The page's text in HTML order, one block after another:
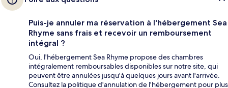
Puis-je annuler ma réservation à l'hébergement Sea
Rhyme sans frais et recevoir un remboursement
intégral ?
Oui, l'hébergement Sea Rhyme propose des chambres
intégralement remboursables disponibles sur notre site, qui
peuvent être annulées jusqu'à quelques jours avant l'arrivée.
Consultez la politique d'annulation de l'hébergement pour plus